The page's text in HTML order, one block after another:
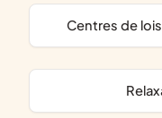
centres de